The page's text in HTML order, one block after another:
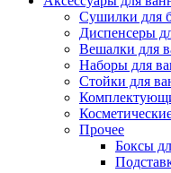
Сушилки для
Диспенсеры
Вешалки для
Наборы для
Стойки для
Прочее
Боксы